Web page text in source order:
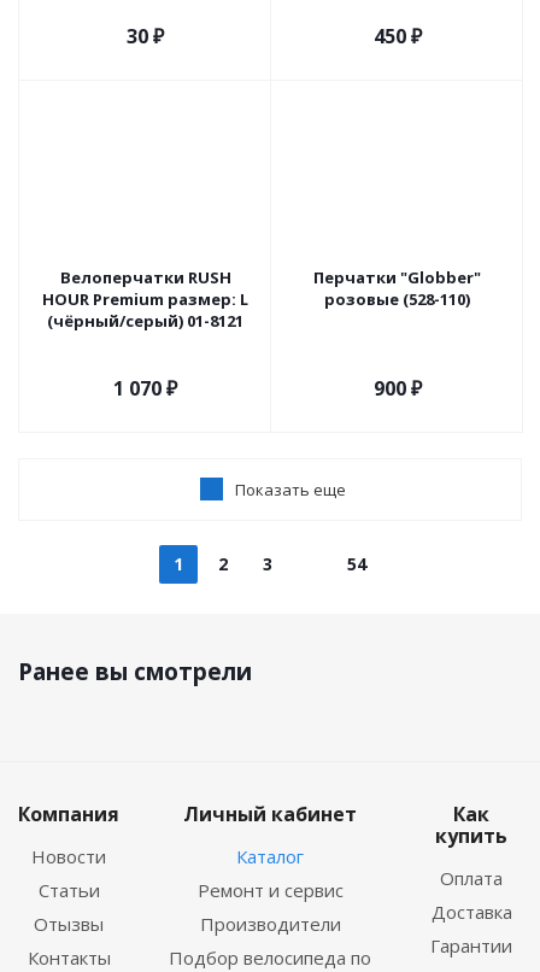
30₽ 450₽
Велоперчатки RUSH
HOUR Premium размер: L
(чёрный/серый) 01-8121
1 070₽
Перчатки "Globber"
розовые (528-110)
900₽
Показать еще
1 2 3 54
Ранее вы смотрели
Компания
Новости
Статьи
Отызвы
Контакты
Личный кабинет
Каталог
Ремонт и сервис
Производители
Подбор велосипеда по
Как
купить
Оплата
Доставка
Гарантии